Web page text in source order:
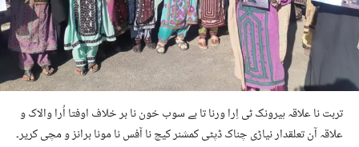
تربت نا علاقہ ہیرونک ٹی اِرا ورنا تا بے سوب خون نا بر خلاف اوفتا اُرا والاک و
علاقہ آن تعلقدار نیاڑی چناک ڈپٹی کمشنر کیچ نا آفس نا مونا برانز و مچی کریر۔